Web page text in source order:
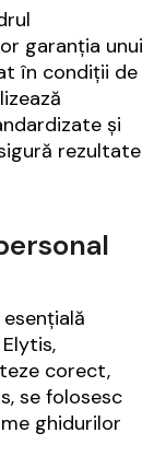
garanția unui
în condiții de
și
rezultate
corect,
se folosesc
ghidurilor